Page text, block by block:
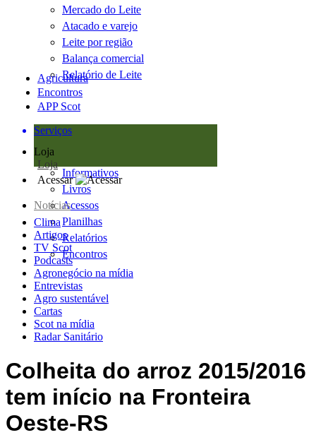
Mercado do Leite
Atacado e varejo
Leite por região
Balança comercial
Relatório de Leite
Agricultura
Encontros
APP Scot
Serviços
Loja
Loja
Informativos
Livros
Acessos
Planilhas
Relatórios
Encontros
Acessar
Notícias
Clima
Artigos
TV Scot
Podcasts
Agronegócio na mídia
Entrevistas
Agro sustentável
Cartas
Scot na mídia
Radar Sanitário
Colheita do arroz 2015/2016
tem início na Fronteira
Oeste-RS